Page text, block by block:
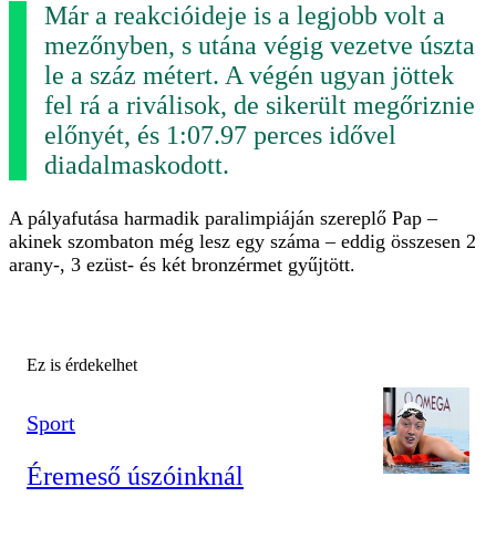
Már a reakcióideje is a legjobb volt a
mezőnyben, s utána végig vezetve úszta
le a száz métert. A végén ugyan jöttek
fel rá a riválisok, de sikerült megőriznie
előnyét, és 1:07.97 perces idővel
diadalmaskodott.
A pályafutása harmadik paralimpiáján szereplő Pap –
akinek szombaton még lesz egy száma – eddig összesen 2
arany-, 3 ezüst- és két bronzérmet gyűjtött.
Ez is érdekelhet
Sport
Éremeső úszóinknál